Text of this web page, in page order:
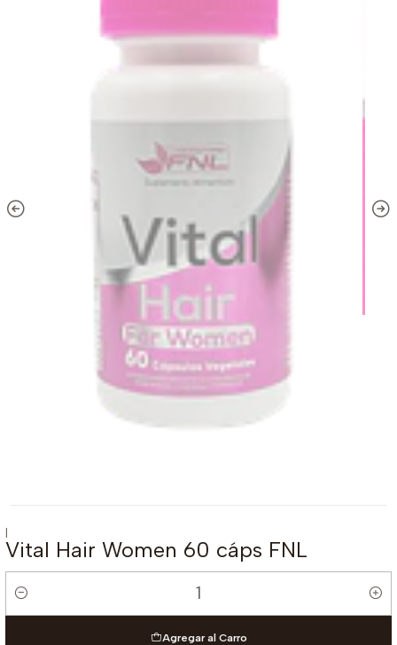
|
Vital Hair Women 60 cáps FNL
Cantidad
Agregar al Carro